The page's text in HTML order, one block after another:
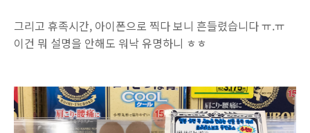
그리고 휴족시간, 아이폰으로 찍다 보니 흔들렸습니다 ㅠ.ㅠ
이건 뭐 설명을 안해도 워낙 유명하니 ㅎㅎ